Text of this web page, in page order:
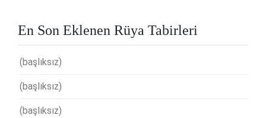
En Son Eklenen Rüya Tabirleri
(başlıksız)
(başlıksız)
(başlıksız)